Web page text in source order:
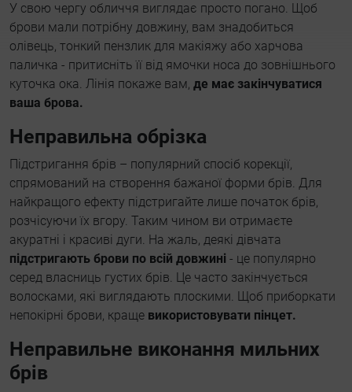
У свою чергу обличчя виглядає просто погано. Щоб
брови мали потрібну довжину, вам знадобиться
олівець, тонкий пензлик для макіяжу або харчова
паличка - притисніть її від ямочки носа до зовнішнього
куточка ока. Лінія покаже вам, де має закінчуватися
ваша брова.
Неправильна обрізка
Підстригання брів – популярний спосіб корекції,
спрямований на створення бажаної форми брів. Для
найкращого ефекту підстригайте лише початок брів,
розчісуючи їх вгору. Таким чином ви отримаєте
акуратні і красиві дуги. На жаль, деякі дівчата
підстригають брови по всій довжині - це популярно
серед власниць густих брів. Це часто закінчується
волосками, які виглядають плоскими. Щоб приборкати
непокірні брови, краще використовувати пінцет.
Неправильне виконання мильних
брів